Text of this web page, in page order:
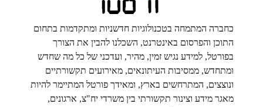
כחברה המתמחה בטכנולוגיות חדשניות ומתקדמות בתחום
התוכן והפרסום באינטרנט, השכלנו להבין את הצורך
בפורטל, למידע נגיש זמין, מהיר, ועדכני של כל מה שחדש
ומתחדש, ממסיבות העיתונאים, מאירועים תקשורתיים
ונוצצים, המתרחשים בארץ, ומאידך פורטל המתיימר להיות
מאגר מידע וצינור תקשורתי בין משרדי יח"צ, ארגונים,